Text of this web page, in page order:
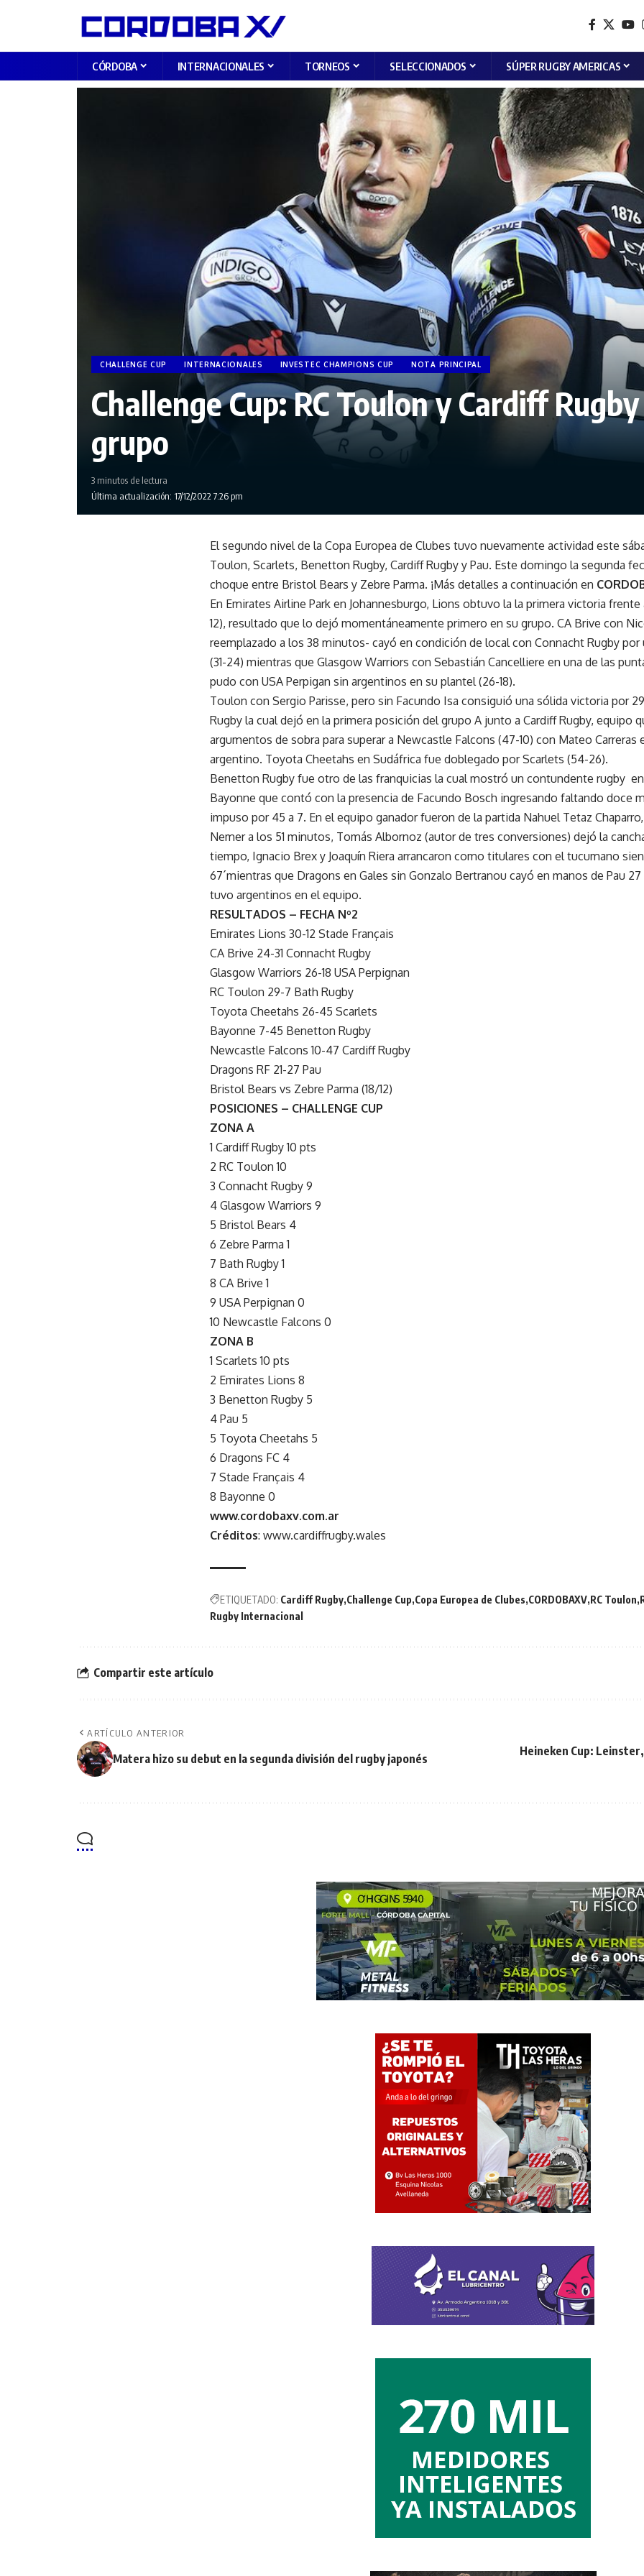
CÓRDOBA INTERNACIONALES TORNEOS SELECCIONADOS SÚPER RUGBY AMERICAS
CHALLENGE CUP INTERNACIONALES INVESTEC CHAMPIONS CUP NOTA PRINCIPAL
Challenge Cup: RC Toulon y Cardiff
grupo
Última actualización: 17/12/2022 7:26 pm
3 minutos de lectura
El segundo nivel de la Copa Europea de Clubes tuvo nuevamente actividad este
Toulon, Scarlets, Benetton Rugby, Cardiff Rugby y Pau. Este domingo la segunda
choque entre Bristol Bears y Zebre Parma. ¡Más detalles a continuación en
En Emirates Airline Park en Johannesburgo, Lions obtuvo la la primera victoria frente
12), resultado que lo dejó momentáneamente primero en su grupo. CA Brive con
reemplazado a los 38 minutos- cayó en condición de local con Connacht Rugby por
(31-24) mientras que Glasgow Warriors con Sebastián Cancelliere en una de las
pudo con USA Perpigan sin argentinos en su plantel (26-18).
Toulon con Sergio Parisse, pero sin Facundo Isa consiguió una sólida victoria por
Rugby la cual dejó en la primera posición del grupo A junto a Cardiff Rugby, equipo
argumentos de sobra para superar a Newcastle Falcons (47-10) con Mateo Carreras
argentino. Toyota Cheetahs en Sudáfrica fue doblegado por Scarlets (54-26).
Benetton Rugby fue otro de las franquicias la cual mostró un contundente rugby
Bayonne que contó con la presencia de Facundo Bosch ingresando faltando doce
impuso por 45 a 7. En el equipo ganador fueron de la partida Nahuel Tetaz
Nemer a los 51 minutos, Tomás Albornoz (autor de tres conversiones) dejó la
tiempo, Ignacio Brex y Joaquín Riera arrancaron como titulares con el tucumano
67´mientras que Dragons en Gales sin Gonzalo Bertranou cayó en manos de Pau 27
tuvo argentinos en el equipo.
RESULTADOS – FECHA Nº2
Emirates Lions 30-12 Stade Français
CA Brive 24-31 Connacht Rugby
Glasgow Warriors 26-18 USA Perpignan
RC Toulon 29-7 Bath Rugby
Toyota Cheetahs 26-45 Scarlets
Bayonne 7-45 Benetton Rugby
Newcastle Falcons 10-47 Cardiff Rugby
Dragons RF 21-27 Pau
Bristol Bears vs Zebre Parma (18/12)
POSICIONES – CHALLENGE CUP
ZONA A
1 Cardiff Rugby 10 pts
2 RC Toulon 10
3 Connacht Rugby 9
4 Glasgow Warriors 9
5 Bristol Bears 4
6 Zebre Parma 1
7 Bath Rugby 1
8 CA Brive 1
9 USA Perpignan 0
10 Newcastle Falcons 0
ZONA B
1 Scarlets 10 pts
2 Emirates Lions 8
3 Benetton Rugby 5
4 Pau 5
5 Toyota Cheetahs 5
6 Dragons FC 4
7 Stade Français 4
8 Bayonne 0
www.cordobaxv.com.ar
Créditos: www.cardiffrugby.wales
ETIQUETADO: Cardiff Rugby Challenge Cup Copa Europea de Clubes CORDOBAXV RC Toulon
Rugby Internacional
Compartir este artículo
ARTÍCULO ANTERIOR
Matera hizo su debut en la segunda división del rugby japonés
Heineken Cup: